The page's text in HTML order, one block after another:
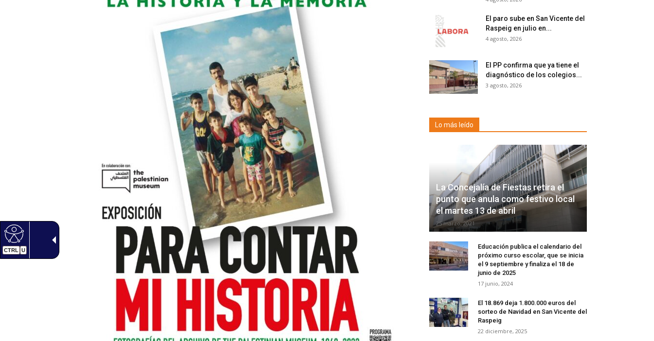
CTRL U
El paro sube en San Vicente del
Raspeig en julio en...
4 agosto, 2026
El PP confirma que ya tiene el
diagnóstico de los colegios...
3 agosto, 2026
Lo más leído
La Concejalía de Fiestas retira el
punto que anula como festivo local
el martes 13 de abril
25 marzo, 2021
Educación publica el calendario del
próximo curso escolar, que se inicia
el 9 septiembre y finaliza el 18 de
junio de 2025
17 junio, 2024
El 18.869 deja 1.800.000 euros del
sorteo de Navidad en San Vicente del
Raspeig
22 diciembre, 2025